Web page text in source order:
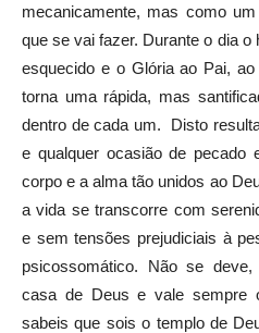
mecanicamente, mas como
que se vai fazer. Durante o dia o
esquecido e o Glória ao Pai,
torna uma rápida, mas
dentro de cada um. Disto
e qualquer ocasião de pecado
corpo e a alma tão unidos ao
a vida se transcorre com
e sem tensões prejudiciais à
psicossomático. Não se
casa de Deus e vale sempre
sabeis que sois o templo de